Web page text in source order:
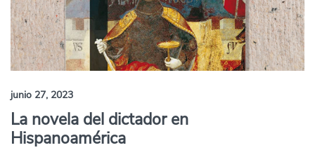
junio 27, 2023
La novela del dictador en
Hispanoamérica